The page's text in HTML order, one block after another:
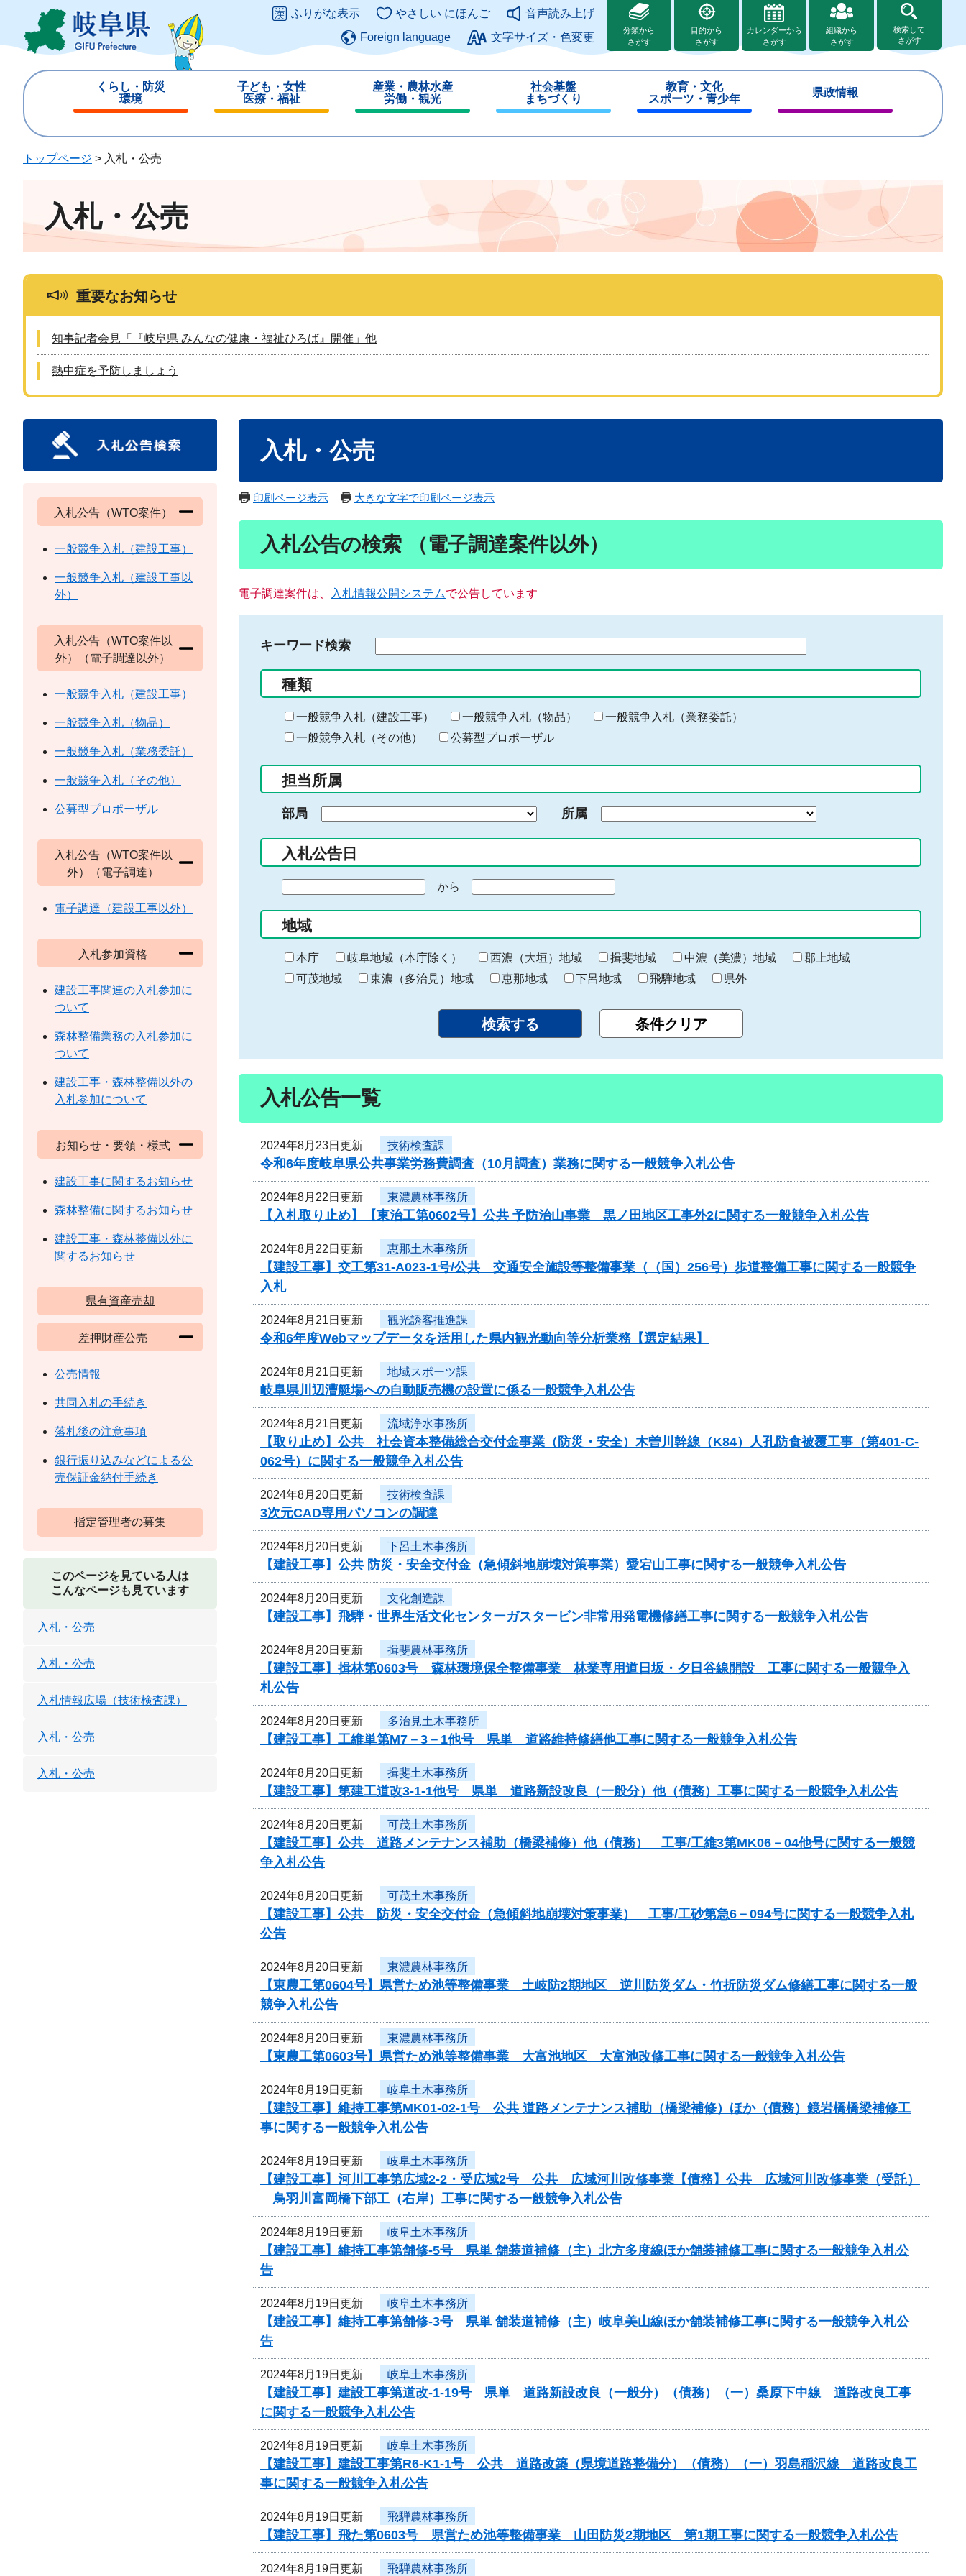
ジ
ュ
このページの本文へ
ふりがな表示 やさしい にほんご
音声読み上げ
Foreign language
文字サイズ・色変更
分類から
さがす
目的から
さがす
カレンダーから
さがす
組織から
さがす
検索して
さがす
くらし・防災
環境
じ
子ども・女性
医療・福祉
じ
産業・農林水産
労働・観光
じ
社会基盤
まちづくり
じ
教育・文化
スポーツ・青少年
じ
県政情報
じ
トップページ > 入札・公売
入札・公売
重要なお知らせ
知事記者会見「『岐阜県 みんなの健康・福祉ひろば』開催」他
熱中症を予防しましょう
入札・公売
印刷ページ表示 大きな文字で印刷ページ表示
入札公告の検索 （電子調達案件以外）
電子調達案件は、 入札情報公開システムで公告しています
キーワード検索
る
キ
ー
ー
入
力
種類
一般競争入札（建設工事） 一般競争入札（物品）
一般競争入札（業務委託）
一般競争入札（その他）
公募型プロポーザル
担当所属
部局 所属
入札公告日
の
始
ま
り
から
終
わ
り
地域
本庁 岐阜地域（本庁除く） 西濃（大垣）地域 揖斐地域 中濃（美濃）地域
郡上地域
可茂地域
東濃（多治見）地域 恵那地域 下呂地域 飛騨地域 県外
入札公告一覧
2024年8月23日更新 技術検査課
令和6年度岐阜県公共事業労務費調査（10月調査）業務に関する一般競争入札公告
2024年8月22日更新 東濃農林事務所
【入札取り止め】【東治工第0602号】公共 予防治山事業 黒ノ田地区工事外2に関する一般競争入札公告
2024年8月22日更新 恵那土木事務所
【建設工事】交工第31-A023-1号/公共 交通安全施設等整備事業（（国）256号）歩道整備工事に関する一般競争
入札
2024年8月21日更新 観光誘客推進課
令和6年度Webマップデータを活用した県内観光動向等分析業務【選定結果】
2024年8月21日更新 地域スポーツ課
岐阜県川辺漕艇場への自動販売機の設置に係る一般競争入札公告
2024年8月21日更新 流域浄水事務所
【取り止め】公共 社会資本整備総合交付金事業（防災・安全）木曽川幹線（K84）人孔防食被覆工事（第401-C-
062号）に関する一般競争入札公告
2024年8月20日更新 技術検査課
3次元CAD専用パソコンの調達
2024年8月20日更新 下呂土木事務所
【建設工事】公共 防災・安全交付金（急傾斜地崩壊対策事業）愛宕山工事に関する一般競争入札公告
2024年8月20日更新 文化創造課
【建設工事】飛騨・世界生活文化センターガスタービン非常用発電機修繕工事に関する一般競争入札公告
2024年8月20日更新 揖斐農林事務所
【建設工事】揖林第0603号 森林環境保全整備事業 林業専用道日坂・夕日谷線開設 工事に関する一般競争入
札公告
2024年8月20日更新 多治見土木事務所
【建設工事】工維単第M7－3－1他号 県単 道路維持修繕他工事に関する一般競争入札公告
2024年8月20日更新 揖斐土木事務所
【建設工事】第建工道改3-1-1他号 県単 道路新設改良（一般分）他（債務）工事に関する一般競争入札公告
2024年8月20日更新 可茂土木事務所
【建設工事】公共 道路メンテナンス補助（橋梁補修）他（債務） 工事/工維3第MK06－04他号に関する一般競
争入札公告
2024年8月20日更新 可茂土木事務所
【建設工事】公共 防災・安全交付金（急傾斜地崩壊対策事業） 工事/工砂第急6－094号に関する一般競争入札
公告
2024年8月20日更新 東濃農林事務所
【東農工第0604号】県営ため池等整備事業 土岐防2期地区 逆川防災ダム・竹折防災ダム修繕工事に関する一般
競争入札公告
2024年8月20日更新 東濃農林事務所
【東農工第0603号】県営ため池等整備事業 大富池地区 大富池改修工事に関する一般競争入札公告
2024年8月19日更新 岐阜土木事務所
【建設工事】維持工事第MK01-02-1号 公共 道路メンテナンス補助（橋梁補修）ほか（債務）鏡岩橋橋梁補修工
事に関する一般競争入札公告
2024年8月19日更新 岐阜土木事務所
【建設工事】河川工事第広域2-2・受広域2号 公共 広域河川改修事業【債務】公共 広域河川改修事業（受託）
鳥羽川富岡橋下部工（右岸）工事に関する一般競争入札公告
2024年8月19日更新 岐阜土木事務所
【建設工事】維持工事第舗修-5号 県単 舗装道補修（主）北方多度線ほか舗装補修工事に関する一般競争入札公
告
2024年8月19日更新 岐阜土木事務所
【建設工事】維持工事第舗修-3号 県単 舗装道補修（主）岐阜美山線ほか舗装補修工事に関する一般競争入札公
告
2024年8月19日更新 岐阜土木事務所
【建設工事】建設工事第道改-1-19号 県単 道路新設改良（一般分）（債務）（一）桑原下中線 道路改良工事
に関する一般競争入札公告
2024年8月19日更新 岐阜土木事務所
【建設工事】建設工事第R6-K1-1号 公共 道路改築（県境道路整備分）（債務）（一）羽島稲沢線 道路改良工
事に関する一般競争入札公告
2024年8月19日更新 飛騨農林事務所
【建設工事】飛た第0603号 県営ため池等整備事業 山田防災2期地区 第1期工事に関する一般競争入札公告
2024年8月19日更新 飛騨農林事務所
入札公告（WTO案件）
一般競争入札（建設工事）
一般競争入札（建設工事以
外）
入札公告（WTO案件以
外）（電子調達以外）
一般競争入札（建設工事）
一般競争入札（物品）
一般競争入札（業務委託）
一般競争入札（その他）
公募型プロポーザル
入札公告（WTO案件以
外）（電子調達）
電子調達（建設工事以外）
入札参加資格
建設工事関連の入札参加に
ついて
森林整備業務の入札参加に
ついて
建設工事・森林整備以外の
入札参加について
お知らせ・要領・様式
建設工事に関するお知らせ
森林整備に関するお知らせ
建設工事・森林整備以外に
関するお知らせ
県有資産売却
差押財産公売
公売情報
共同入札の手続き
落札後の注意事項
銀行振り込みなどによる公
売保証金納付手続き
指定管理者の募集
このページを見ている人は
こんなページも見ています
入札・公売
入札・公売
入札情報広場（技術検査課）
入札・公売
入札・公売